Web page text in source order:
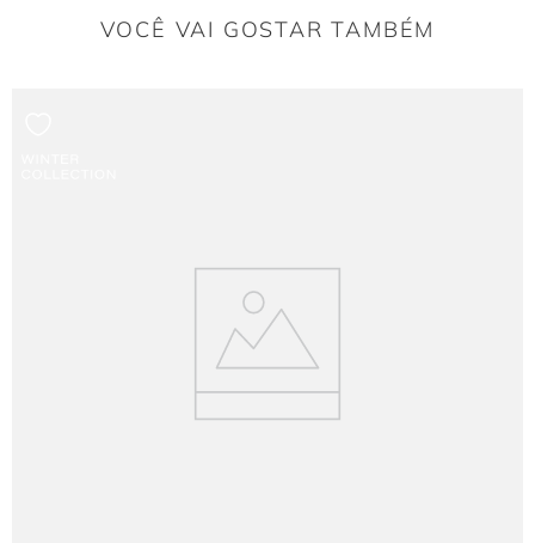
O que as Nesgas proporcionam ao comprimento
VOCÊ VAI GOSTAR TAMBÉM